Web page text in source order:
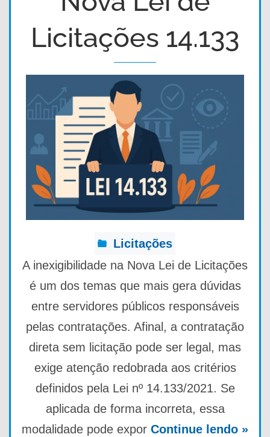
Licitações 14.133
Licitações
A inexigibilidade na Nova Lei de Licitações
é um dos temas que mais gera dúvidas
entre servidores públicos responsáveis
pelas contratações. Afinal, a contratação
direta sem licitação pode ser legal, mas
exige atenção redobrada aos critérios
definidos pela Lei nº 14.133/2021. Se
aplicada de forma incorreta, essa
modalidade pode expor Continue lendo »